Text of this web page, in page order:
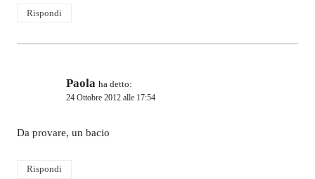
Rispondi
Paola ha detto:
24 Ottobre 2012 alle 17:54
Da provare, un bacio
Rispondi